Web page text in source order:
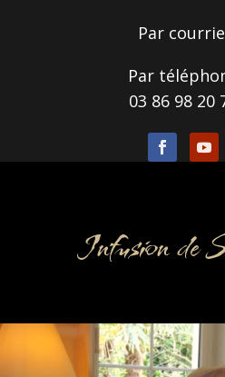
Par
Par
03 86 98 20
Infusion de